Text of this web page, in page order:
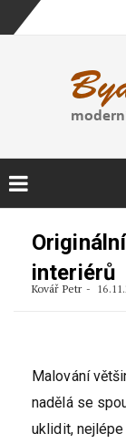
interiérů
Kovář Petr
Malování
nadělá se
uklidit,